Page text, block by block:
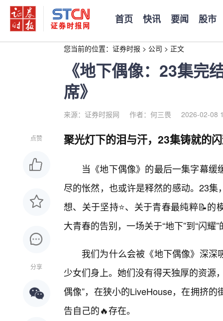
首页 快讯 要闻 股市
您当前的位置： 证券时报 > 公司 > 正文
《地下偶像：23集完
席》
来源：证券时报网 作者：何三畏 2026-02-08
点赞
分享
聚光灯下的泪与汗，23集铸就的
当《地下偶像》的最后一集字幕
尽的怅然，也或许是释然的感动。23
想、关于坚持⭐、关于青春最纯粹📝
大青春的告别，一场关于“地下”到“闪耀
我们为什么会被《地下偶像》深
少女们身上。她们没有得天独厚的资源
偶像”，在狭小的LiveHouse，在拥挤
告自己的🔥存在。